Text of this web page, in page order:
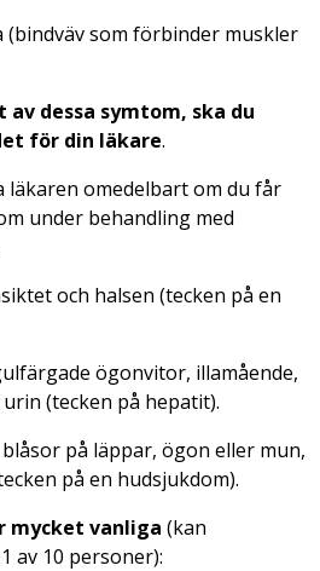
(bindväv som förbinder muskler
av dessa symtom, ska du
för din läkare.
läkaren omedelbart om du får
under behandling med
och halsen (tecken på en
ögonvitor, illamående,
(tecken på hepatit).
på läppar, ögon eller mun,
på en hudsjukdom).
mycket vanliga (kan
av 10 personer):